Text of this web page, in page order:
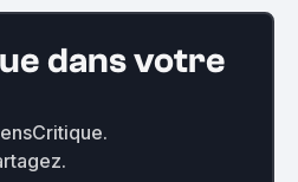
dans votre